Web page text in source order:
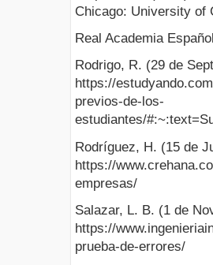
Chicago: University of
Real Academia
Rodrigo, R. (29 de
https://
previos-de-los-
estudiantes/
Rodríguez, H. (15 de
https://
empresas/
Salazar, L. B. (1 de
https://
prueba-de-errores/